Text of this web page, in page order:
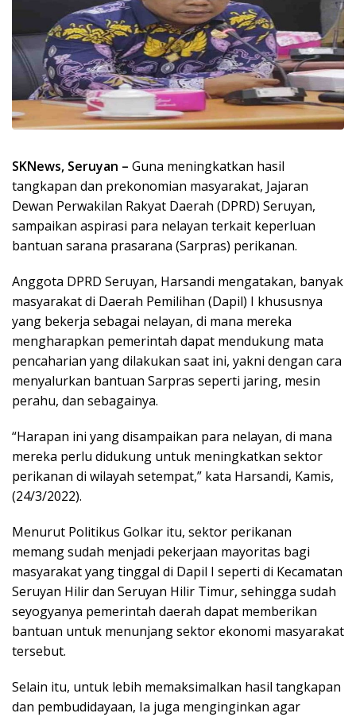
SKNews, Seruyan – Guna meningkatkan hasil
tangkapan dan prekonomian masyarakat, Jajaran
Dewan Perwakilan Rakyat Daerah (DPRD) Seruyan,
sampaikan aspirasi para nelayan terkait keperluan
bantuan sarana prasarana (Sarpras) perikanan.
Anggota DPRD Seruyan, Harsandi mengatakan, banyak
masyarakat di Daerah Pemilihan (Dapil) I khususnya
yang bekerja sebagai nelayan, di mana mereka
mengharapkan pemerintah dapat mendukung mata
pencaharian yang dilakukan saat ini, yakni dengan cara
menyalurkan bantuan Sarpras seperti jaring, mesin
perahu, dan sebagainya.
“Harapan ini yang disampaikan para nelayan, di mana
mereka perlu didukung untuk meningkatkan sektor
perikanan di wilayah setempat,” kata Harsandi, Kamis,
(24/3/2022).
Menurut Politikus Golkar itu, sektor perikanan
memang sudah menjadi pekerjaan mayoritas bagi
masyarakat yang tinggal di Dapil I seperti di Kecamatan
Seruyan Hilir dan Seruyan Hilir Timur, sehingga sudah
seyogyanya pemerintah daerah dapat memberikan
bantuan untuk menunjang sektor ekonomi masyarakat
tersebut.
Selain itu, untuk lebih memaksimalkan hasil tangkapan
dan pembudidayaan, Ia juga menginginkan agar